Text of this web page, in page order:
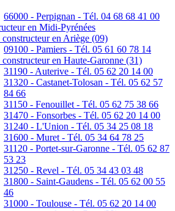
66000 - Perpignan - Tél. 04 68 68 41 00
en Midi-Pyrénées
constructeur en Ariège (09)
09100 - Pamiers - Tél. 05 61 60 78 14
constructeur en Haute-Garonne (31)
31190 - Auterive - Tél. 05 62 20 14 00
31320 - Castanet-Tolosan - Tél. 05 62 57
84 66
31150 - Fenouillet - Tél. 05 62 75 38 66
31470 - Fonsorbes - Tél. 05 62 20 14 00
31240 - L'Union - Tél. 05 34 25 08 18
31600 - Muret - Tél. 05 34 64 78 25
31120 - Portet-sur-Garonne - Tél. 05 62 87
53 23
31250 - Revel - Tél. 05 34 43 03 48
31800 - Saint-Gaudens - Tél. 05 62 00 55
46
31000 - Toulouse - Tél. 05 62 20 14 00